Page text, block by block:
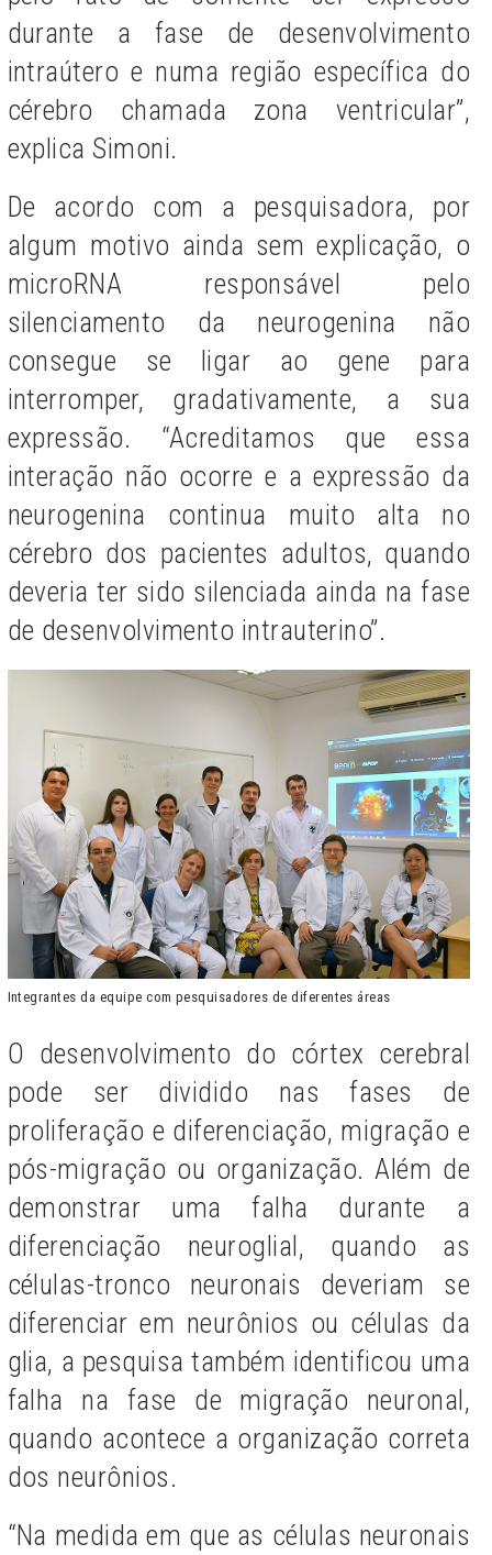
durante a fase de desenvolvimento
intraútero e numa região específica do
cérebro chamada zona ventricular”,
explica Simoni.
De acordo com a pesquisadora, por
algum motivo ainda sem explicação, o
microRNA responsável pelo
silenciamento da neurogenina não
consegue se ligar ao gene para
interromper, gradativamente, a sua
expressão. “Acreditamos que essa
interação não ocorre e a expressão da
neurogenina continua muito alta no
cérebro dos pacientes adultos, quando
deveria ter sido silenciada ainda na fase
de desenvolvimento intrauterino”.
Integrantes da equipe com pesquisadores de diferentes áreas
O desenvolvimento do córtex cerebral
pode ser dividido nas fases de
proliferação e diferenciação, migração e
pós-migração ou organização. Além de
demonstrar uma falha durante a
diferenciação neuroglial, quando as
células-tronco neuronais deveriam se
diferenciar em neurônios ou células da
glia, a pesquisa também identificou uma
falha na fase de migração neuronal,
quando acontece a organização correta
dos neurônios.
“Na medida em que as células neuronais